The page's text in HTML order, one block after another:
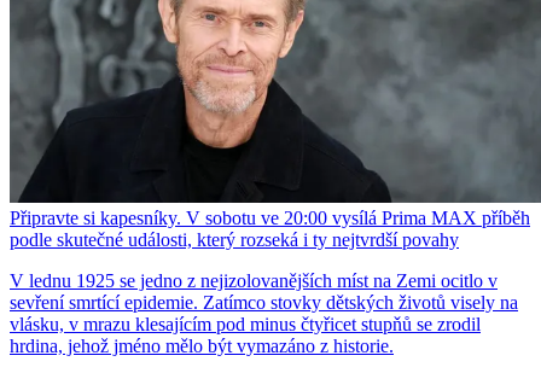
Připravte si kapesníky. V sobotu ve 20:00 vysílá Prima MAX příběh
podle skutečné události, který rozseká i ty nejtvrdší povahy
V lednu 1925 se jedno z nejizolovanějších míst na Zemi ocitlo v
sevření smrtící epidemie. Zatímco stovky dětských životů visely na
vlásku, v mrazu klesajícím pod minus čtyřicet stupňů se zrodil
hrdina, jehož jméno mělo být vymazáno z historie.